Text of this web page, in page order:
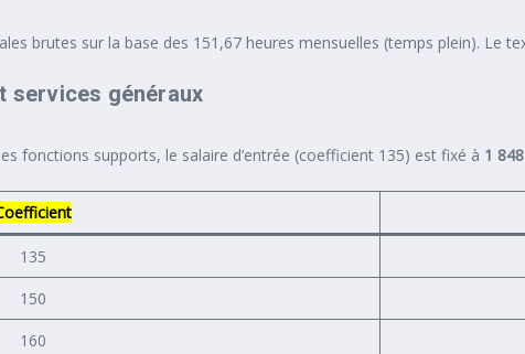
brutes sur la base des 151,67 heures mensuelles (temps plein). Le
services généraux
fonctions supports, le salaire d’entrée (coefficient 135) est fixé à 1
135
150
160